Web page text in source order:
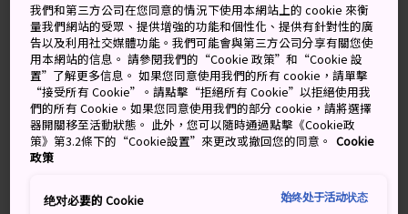
高 低 降雨機率 高 低 降雨機率
34° 21° 50% 33° 21° 60%
高 低
降雨
9 Aug (Sunday) 34° 21° 50%
我們和第三方公司在您同意的情況下使用本網站上的 cookie 來衡
量我們網站的受眾、提供增強的功能和個性化、提供有針對性的廣
告以及利用社交媒體功能。我們可能會與第三方公司分享有關您使
用本網站的信息。 請參閱我們的“Cookie 政策”和“Cookie 設
置”了解更多信息。 如果您同意使用我們的所有 cookie，請單擊
“接受所有 Cookie”。請點擊“拒絕所有 Cookie”以拒絕使用我
們的所有 Cookie。如果您同意使用我們的部分 cookie，請將選擇
器開關移至活動狀態。 此外，您可以隨時通過點擊《Cookie政
策》第3.2條下的“Cookie設置”來更改或撤回您的同意。 Cookie
政策
绝对必要的 Cookie 始终处于活动状态